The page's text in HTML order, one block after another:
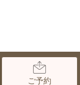
ック ｜宇宿・南鹿児
ご予約